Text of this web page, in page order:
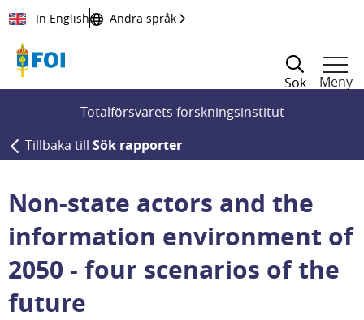
Till innehållet
In English Andra språk
Sök
Meny
Totalförsvarets forskningsinstitut
Tillbaka till Sök rapporter
Non-state actors and the
information environment of
2050 - four scenarios of the
future